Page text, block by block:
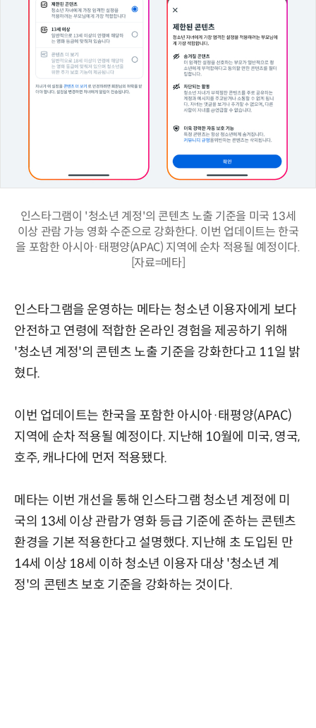
인스타그램이 '청소년 계정'의 콘텐츠 노출 기준을 미국 13세
이상 관람 가능 영화 수준으로 강화한다. 이번 업데이트는 한국
을 포함한 아시아·태평양(APAC) 지역에 순차 적용될 예정이다.
[자료=메타]
인스타그램을 운영하는 메타는 청소년 이용자에게 보다
안전하고 연령에 적합한 온라인 경험을 제공하기 위해
'청소년 계정'의 콘텐츠 노출 기준을 강화한다고 11일 밝
혔다.
이번 업데이트는 한국을 포함한 아시아·태평양(APAC)
지역에 순차 적용될 예정이다. 지난해 10월에 미국, 영국,
호주, 캐나다에 먼저 적용됐다.
메타는 이번 개선을 통해 인스타그램 청소년 계정에 미
국의 13세 이상 관람가 영화 등급 기준에 준하는 콘텐츠
환경을 기본 적용한다고 설명했다. 지난해 초 도입된 만
14세 이상 18세 이하 청소년 이용자 대상 '청소년 계
정'의 콘텐츠 보호 기준을 강화하는 것이다.